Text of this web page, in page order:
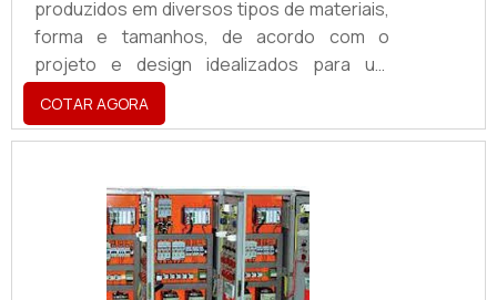
produzidos em diversos tipos de materiais,
forma e tamanhos, de acordo com o
projeto e design idealizados para um
determinado público-alvo.Pode-se utilizar
madeira, MDF, diferentes tipos de metais,
plásticos com propriedades distintas,
o que torna os displays, exclusivos e
otimizados para cada caso específico de
utilização e demanda.Amplamente
utilizados nos métodos de venda, entre
COTAR AGORA